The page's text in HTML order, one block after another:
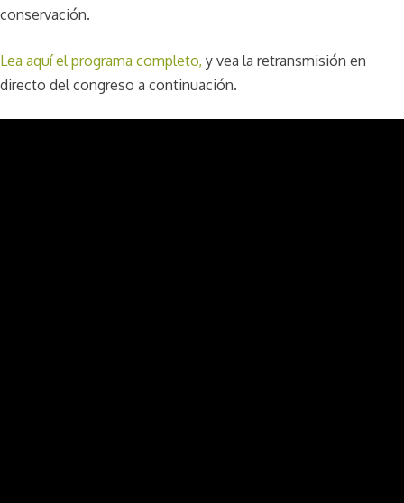
conservación.
Lea aquí el programa completo, y vea la retransmisión en
directo del congreso a continuación.